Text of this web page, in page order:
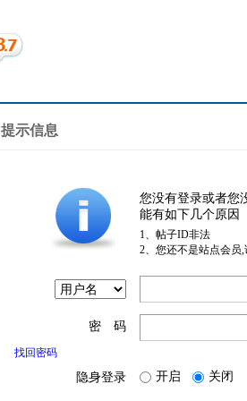
提示信息
您没有登录或者您
能有如下几个原因
1、帖子ID非法
2、您还不是站点会员
密 码
找回密码
隐身登录 开启 关闭